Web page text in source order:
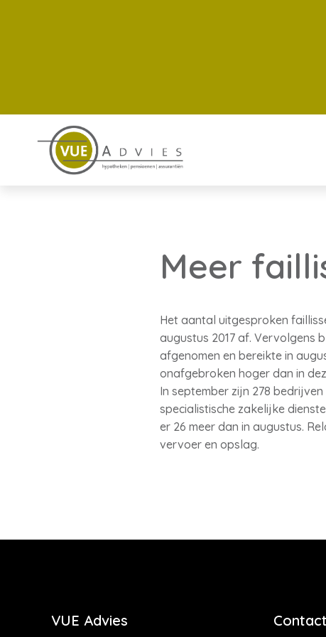
Meer
Het aantal uitgesproken
augustus 2017 af. Vervolgens
afgenomen en bereikte in
onafgebroken hoger dan in
In september zijn 278
specialistische zakelijke
er 26 meer dan in augustus.
vervoer en opslag.
VUE Advies